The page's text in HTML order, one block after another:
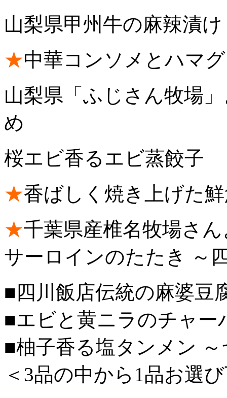
山梨県甲州牛の麻辣漬
★中華コンソメとハマ
山梨県「ふじさん牧場
め
桜エビ香るエビ蒸餃子
★香ばしく焼き上げた
★千葉県産椎名牧場さ
サーロインのたたき ～
■四川飯店伝統の麻婆豆
■エビと黄ニラのチャー
■柚子香る塩タンメン
＜3品の中から1品お選